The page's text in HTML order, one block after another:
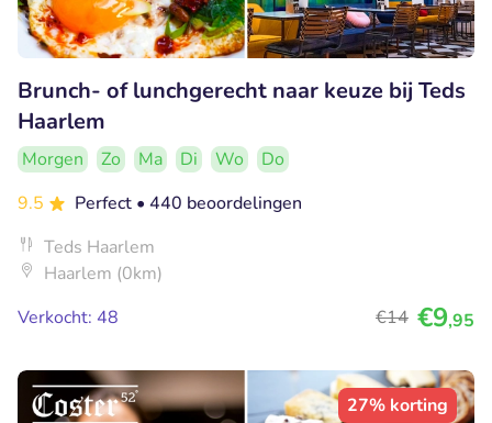
Brunch- of lunchgerecht naar keuze bij Teds
Haarlem
Morgen Zo Ma Di Wo
Do
9.5
Perfect • 440 beoordelingen
Teds Haarlem
Haarlem (0km)
Verkocht: 48
€14 €9,95
27% korting